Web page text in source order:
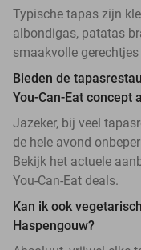
Typische tapas zijn
albondigas, patatas
smaakvolle
Bieden de
You-Can-Eat concept
Jazeker, bij veel
de hele avond
Bekijk het actuele
You-Can-Eat deals.
Kan ik ook
Haspengouw?